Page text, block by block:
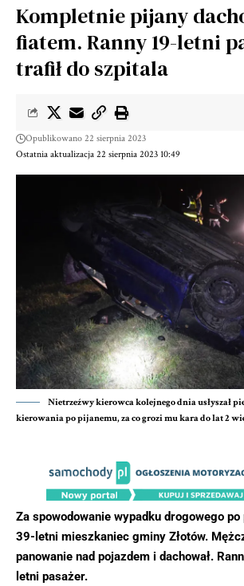
Kompletnie pijany
fiatem. Ranny 19-letni
trafił do szpitala
Ostatnia aktualizacja 22 sierpnia 2023 10:49
Opublikowano 22 sierpnia 2023
Nietrzeźwy kierowca kolejnego dnia usłyszał
kierowania po pijanemu, za co grozi mu kara do lat 2
Za spowodowanie wypadku drogowego
39-letni mieszkaniec gminy Złotów.
panowanie nad pojazdem i dachował.
letni pasażer.